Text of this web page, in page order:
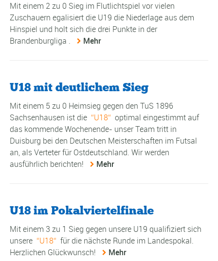
Mit einem 2 zu 0 Sieg im Flutlichtspiel vor vielen
Zuschauern egalisiert die U19 die Niederlage aus dem
Hinspiel und holt sich die drei Punkte in der
Brandenburgliga .
Mehr
U18 mit deutlichem Sieg
Mit einem 5 zu 0 Heimsieg gegen den TuS 1896
Sachsenhausen ist die
U18
optimal eingestimmt auf
das kommende Wochenende- unser Team tritt in
Duisburg bei den Deutschen Meisterschaften im Futsal
an, als Verteter für Ostdeutschland. Wir werden
ausführlich berichten!
Mehr
U18 im Pokalviertelfinale
Mit einem 3 zu 1 Sieg gegen unsere U19 qualifiziert sich
unsere
U18
für die nächste Runde im Landespokal.
Herzlichen Glückwunsch!
Mehr